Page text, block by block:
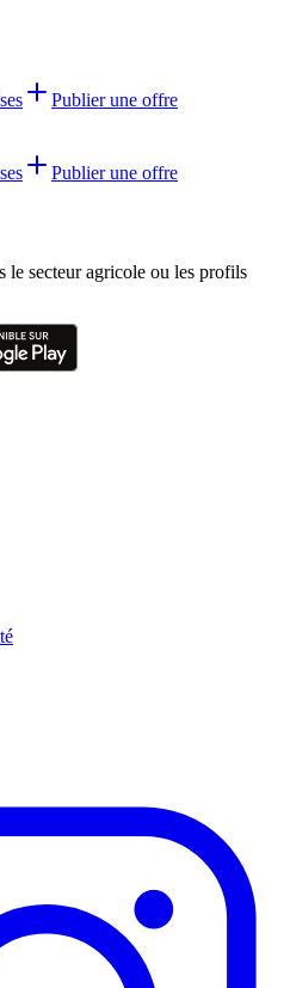
Publier une offre
Publier une offre
le secteur agricole ou les profils